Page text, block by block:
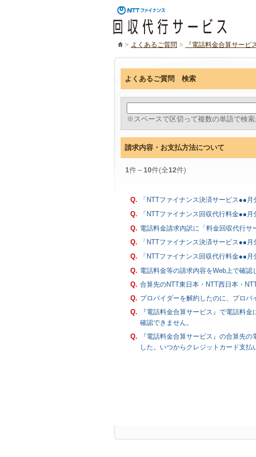
> よくあるご質問 > 『電話料金合算サービ
よくあるご質問 検索
※スペースで区切って複数の単語で検
請求内容・お支払方法について
1件～ 10件(全12件)
Q.
「NTTファイナンス決済サービス●●月
Q.
「NTTファイナンス回収代行料金●●月
Q. 電話料金請求内訳に「料金回収代行サ
Q.
「NTTファイナンス決済サービス●●
Q.
「NTTファイナンス回収代行料金●●
Q. 電話料金等の請求内容をWeb上で確認
Q. 合算先のNTT東日本・NTT西日本・
Q. プロバイダーを解約したのに、プロバ
Q.
『電話料金合算サービス』で電話料
確認できません。
Q.
『電話料金合算サービス』の合算先
した。いつからクレジットカード支払